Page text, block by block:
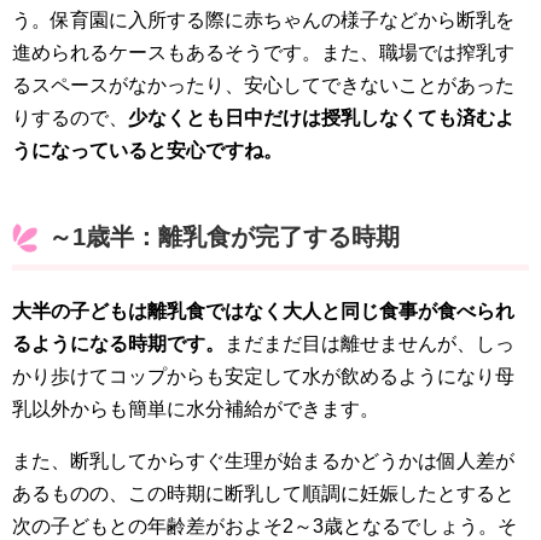
う。保育園に入所する際に赤ちゃんの様子などから断乳を
進められるケースもあるそうです。また、職場では搾乳す
るスペースがなかったり、安心してできないことがあった
りするので、 少なくとも日中だけは授乳しなくても済むよ
うになっていると安心ですね。
～1歳半：離乳食が完了する時期
大半の子どもは離乳食ではなく大人と同じ食事が食べられ
るようになる時期です。
まだまだ目は離せませんが、しっ
かり歩けてコップからも安定して水が飲めるようになり母
乳以外からも簡単に水分補給ができます。
また、断乳してからすぐ生理が始まるかどうかは個人差が
あるものの、この時期に断乳して順調に妊娠したとすると
次の子どもとの年齢差がおよそ2～3歳となるでしょう。そ